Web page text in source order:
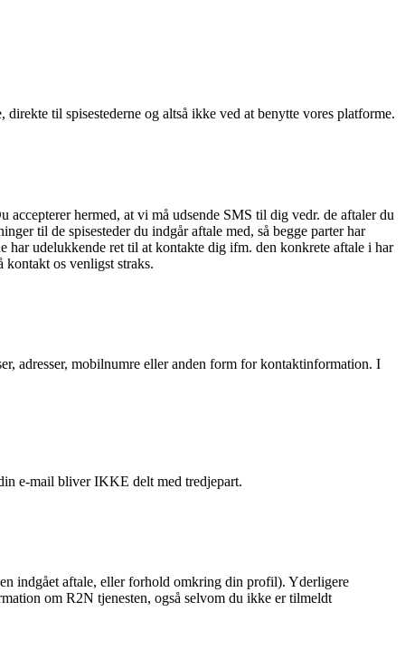
til spisestederne og altså ikke ved at benytte vores platforme.
hermed, at vi må udsende SMS til dig vedr. de aftaler du
til de spisesteder du indgår aftale med, så begge parter har
udelukkende ret til at kontakte dig ifm. den konkrete aftale i har
kontakt os venligst straks.
adresser, mobilnumre eller anden form for kontaktinformation. I
e-mail bliver IKKE delt med tredjepart.
indgået aftale, eller forhold omkring din profil). Yderligere
om R2N tjenesten, også selvom du ikke er tilmeldt